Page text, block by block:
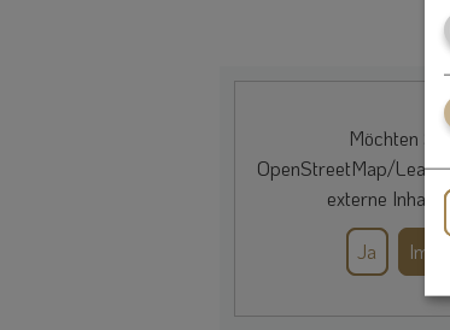
Möchten
OpenStreetMap/
externe
Ja Immer